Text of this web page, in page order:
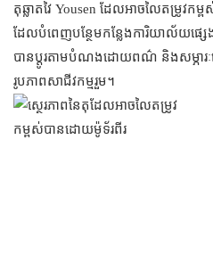
តុ​ឆ្លាតវៃ Yousen ដែល​អាច​លៃតម្រូវ​ក
ដែល​បំពេញ​បន្ថែម​កន្លែង​ការិយាល័យ​ផ្សេ
បាន​ប្ដូរ​តាម​បំណង​ដោយ​ពណ៌ និង​សម្ភារៈ​ច្
រូបភាព​សាជីវកម្ម​រួម។